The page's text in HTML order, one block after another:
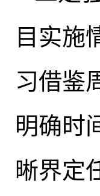
目实施
习借鉴
明确时
晰界定